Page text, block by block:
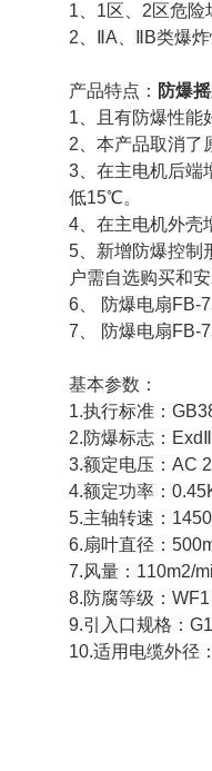
1、1区、2区危险
2、ⅡA、ⅡB类爆
产品特点： 防爆
1、且有防爆性能
2、本产品取消了
3、在主电机后端
低15℃。
4、在主电机外壳
5、新增防爆控制
户需自选购买和
6、 防爆电扇FB-
7、 防爆电扇FB-
基本参数：
1.执行标准：
2.防爆标志：
3.额定电压：AC
4.额定功率：
5.主轴转速：
6.扇叶直径：
7.风量：110m2/
8.防腐等级：WF1
9.引入口规格：
10.适用电缆外径